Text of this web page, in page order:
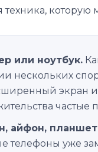
техника,
или ноутбук.
нескольких
экран и
частые
айфон,
телефоны уже